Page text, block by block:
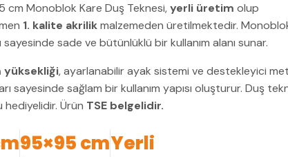
cm Monoblok Kare Duş Teknesi,yerli üretim olup
1. kalite akrilikmalzemeden üretilmektedir.
sayesinde sade ve bütünlüklü bir kullanım alanı sunar.
yüksekliği, ayarlanabilir ayak sistemi ve destekleyici
sayesinde sağlam bir kullanım yapısı oluşturur. Duş
hediyelidir. Ürün TSE belgelidir.
95×95 cmYerli